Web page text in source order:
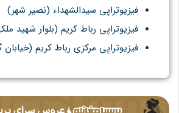
فیزیوتراپی سیدالشهداء (نصیر شهر)
فیزیوتراپی رباط کریم (بلوار شهید
فیزیوتراپی مرکزی رباط کریم